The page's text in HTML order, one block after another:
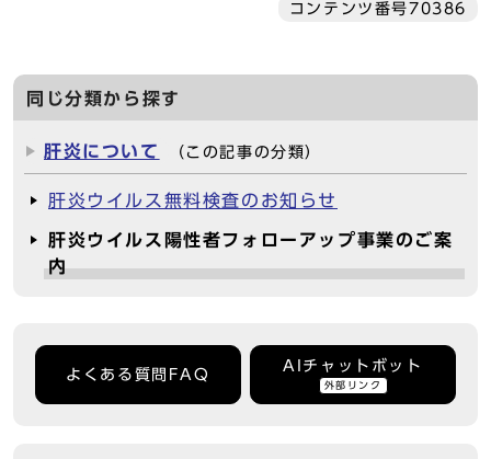
コンテンツ番号70386
同じ分類から探す
肝炎について （この記事の分類）
肝炎ウイルス無料検査のお知らせ
肝炎ウイルス陽性者フォローアップ事業のご案
内
よくある質問FAQ
AIチャットボット
外部リンク